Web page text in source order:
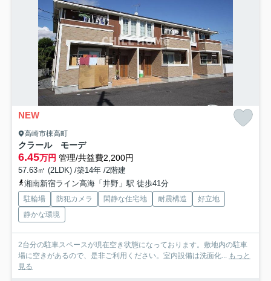
NEW
高崎市棟高町
クラール モーデ
6.45万円 管理/共益費2,200円
57.63㎡ (2LDK) /築14年 /2階建
湘南新宿ライン高海「井野」駅 徒歩41分
駐輪場 防犯カメラ 閑静な住宅地 耐震構造
好立地
静かな環境
2台分の駐車スペースが現在空き状態になっております。敷地内の駐車
場に空きがあるので、是非ご利用ください。室内設備は洗面化... もっと
見る